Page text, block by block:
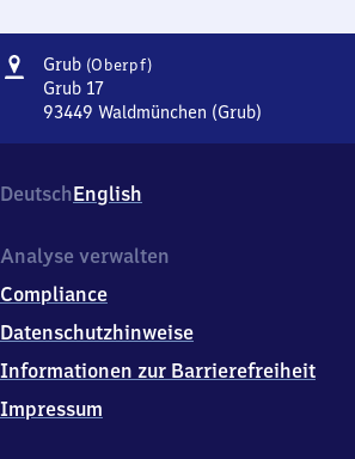
Adresse
Grub (Oberpf)Grub
Grub 17
93449 Waldmünchen (Grub)
Grub
17,
3
4
9
(Grub)
DeutschEnglish
Analyse verwalten
Compliance
Datenschutzhinweise
Informationen zur Barrierefreiheit
Impressum